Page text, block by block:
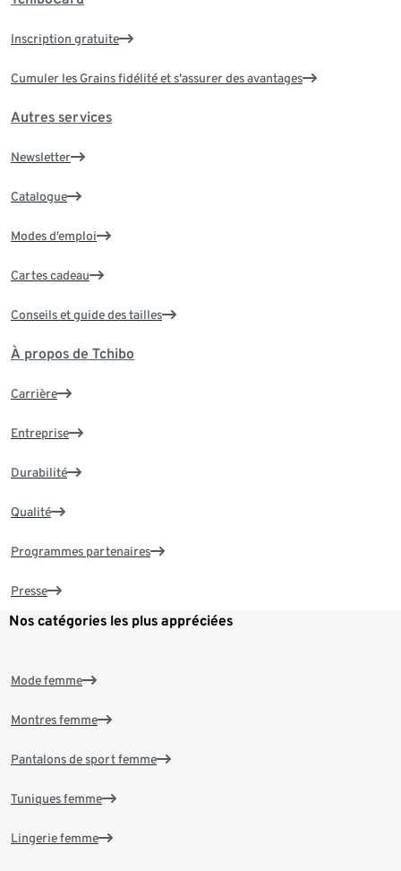
Inscription gratuite
Cumuler les Grains fidélité et s'assurer des avantages
Autres services
Newsletter
Catalogue
Modes d’emploi
Cartes cadeau
Conseils et guide des tailles
À propos de Tchibo
Carrière
Entreprise
Durabilité
Qualité
Programmes partenaires
Presse
Nos catégories les plus appréciées
Mode femme
Montres femme
Pantalons de sport femme
Tuniques femme
Lingerie femme